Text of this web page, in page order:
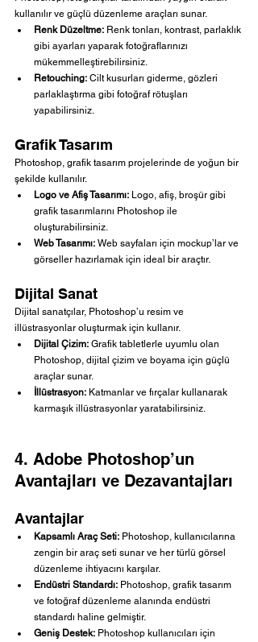
kullanılır ve güçlü düzenleme araçları sunar.
Renk Düzeltme: Renk tonları, kontrast, parlaklık
gibi ayarları yaparak fotoğraflarınızı
mükemmelleştirebilirsiniz.
Retouching: Cilt kusurları giderme, gözleri
parlaklaştırma gibi fotoğraf rötuşları
yapabilirsiniz.
Grafik Tasarım
Photoshop, grafik tasarım projelerinde de yoğun bir
şekilde kullanılır.
Logo ve Afiş Tasarımı: Logo, afiş, broşür gibi
grafik tasarımlarını Photoshop ile
oluşturabilirsiniz.
Web Tasarımı: Web sayfaları için mockup’lar ve
görseller hazırlamak için ideal bir araçtır.
Dijital Sanat
Dijital sanatçılar, Photoshop’u resim ve
illüstrasyonlar oluşturmak için kullanır.
Dijital Çizim: Grafik tabletlerle uyumlu olan
Photoshop, dijital çizim ve boyama için güçlü
araçlar sunar.
İllüstrasyon: Katmanlar ve fırçalar kullanarak
karmaşık illüstrasyonlar yaratabilirsiniz.
4. Adobe Photoshop’un
Avantajları ve Dezavantajları
Avantajlar
Kapsamlı Araç Seti: Photoshop, kullanıcılarına
zengin bir araç seti sunar ve her türlü görsel
düzenleme ihtiyacını karşılar.
Endüstri Standardı: Photoshop, grafik tasarım
ve fotoğraf düzenleme alanında endüstri
standardı haline gelmiştir.
Geniş Destek: Photoshop kullanıcıları için